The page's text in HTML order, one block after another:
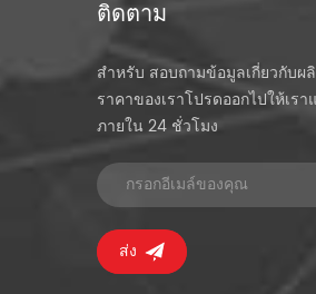
ติดตาม
สำหรับ สอบถามข้อมูลเกี่ยวกับ
ราคาของเราโปรดออกไปให้เร
ภายใน 24 ชั่วโมง